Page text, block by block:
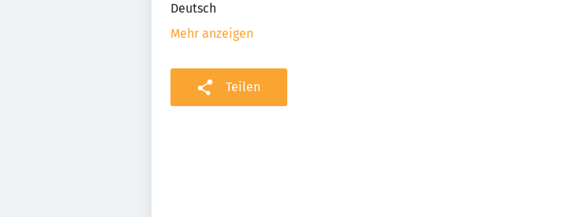
Deutsch
Mehr anzeigen
Teilen